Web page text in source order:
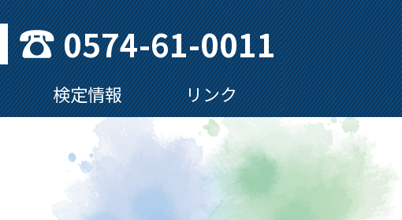
0574-61-0011
検定情報 リンク